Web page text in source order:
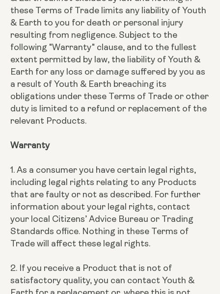
these Terms of Trade limits any liability of Youth
& Earth to you for death or personal injury
resulting from negligence. Subject to the
following "Warranty" clause, and to the fullest
extent permitted by law, the liability of Youth &
Earth for any loss or damage suffered by you as
a result of Youth & Earth breaching its
obligations under these Terms of Trade or other
duty is limited to a refund or replacement of the
relevant Products.
Warranty
1. As a consumer you have certain legal rights,
including legal rights relating to any Products
that are faulty or not as described. For further
information about your legal rights, contact
your local Citizens’ Advice Bureau or Trading
Standards office. Nothing in these Terms of
Trade will affect these legal rights.
2. If you receive a Product that is not of
satisfactory quality, you can contact Youth &